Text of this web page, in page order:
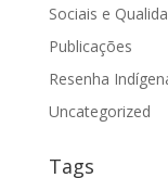
Sociais e
Publicações
Resenha
Uncategorized
Tags